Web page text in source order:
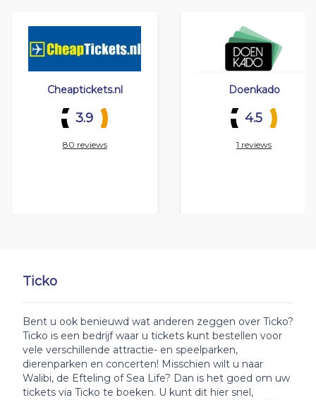
Ticko
Bent u ook benieuwd wat anderen zeggen over Ticko?
Ticko is een bedrijf waar u tickets kunt bestellen voor
vele verschillende attractie- en speelparken,
dierenparken en concerten! Misschien wilt u naar
Walibi, de Efteling of Sea Life? Dan is het goed om uw
tickets via Ticko te boeken. U kunt dit hier snel,
Cheaptickets.nl
3.9
80 reviews
Doenkado
4.5
1 reviews